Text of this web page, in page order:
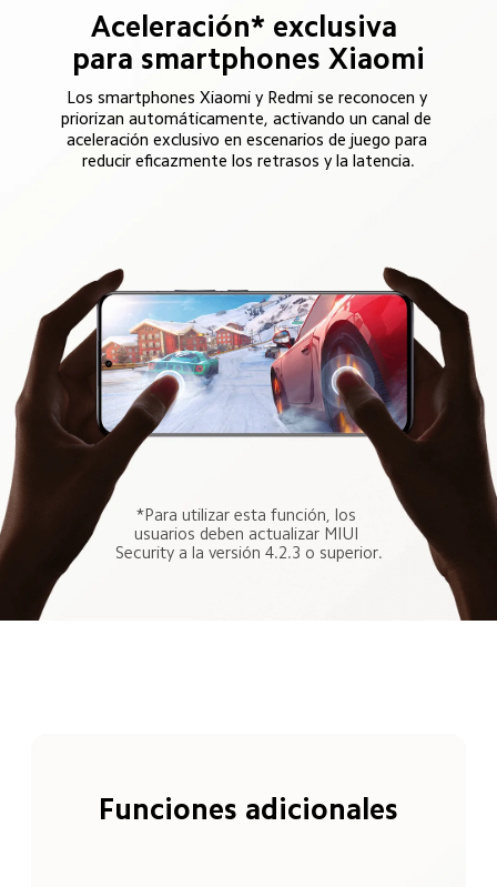
Aceleración* exclusiva
para smartphones Xiaomi
Los smartphones Xiaomi y Redmi se reconocen y
priorizan automáticamente, activando un canal de
aceleración exclusivo en escenarios de juego para
reducir eficazmente los retrasos y la latencia.
*Para utilizar esta función, los
usuarios deben actualizar MIUI
Security a la versión 4.2.3 o superior.
Funciones adicionales